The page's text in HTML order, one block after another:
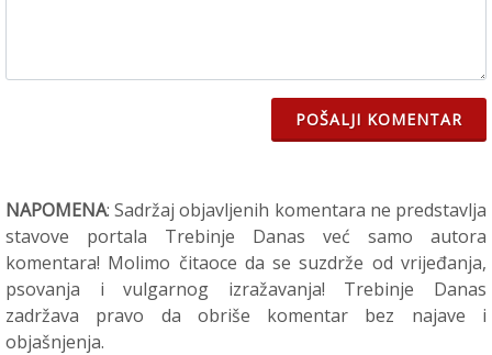
POŠALJI KOMENTAR
NAPOMENA: Sadržaj objavljenih komentara ne predstavlja
stavove portala Trebinje Danas već samo autora
komentara! Molimo čitaoce da se suzdrže od vrijeđanja,
psovanja i vulgarnog izražavanja! Trebinje Danas
zadržava pravo da obriše komentar bez najave i
objašnjenja.